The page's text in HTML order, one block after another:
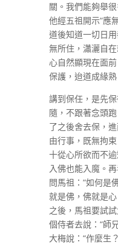
關。我們能夠舉
他經五祖開示“應
道後知道一切日
無所住，瀟灑自
心自然顯現在面
保護，迨道成緣
講到保任，是先
隨，不跟著念頭
了之後舍去保，
由行事，既無拘
十從心所欲而不
入佛也能入魔。
問馬祖：“如何是
就是佛，佛就是
之後，馬祖要試
個侍者去說：“師
大梅說：“作麼生